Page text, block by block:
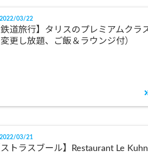
03/22
道旅行】タリスのプレミアムクラ
更し放題、ご飯＆ラウンジ付）
03/21
トラスブール】Restaurant Le